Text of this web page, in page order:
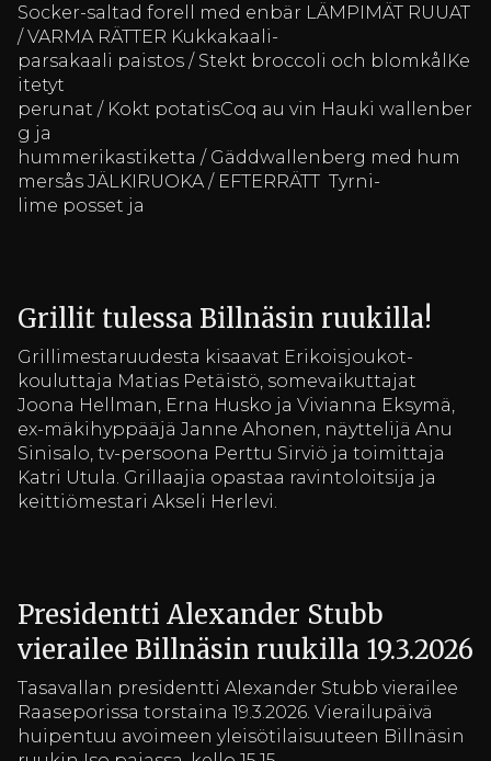
Socker-saltad forell med enbär LÄMPIMÄT RUUAT
/ VARMA RÄTTER Kukkakaali-
parsakaali paistos / Stekt broccoli och blomkålKe
itetyt
perunat / Kokt potatisCoq au vin Hauki wallenber
g ja
hummerikastiketta / Gäddwallenberg med hum
mersås JÄLKIRUOKA / EFTERRÄTT Tyrni-
lime posset ja
Grillit tulessa Billnäsin ruukilla!
Grillimestaruudesta kisaavat Erikoisjoukot-
kouluttaja Matias Petäistö, somevaikuttajat
Joona Hellman, Erna Husko ja Vivianna Eksymä,
ex-mäkihyppääjä Janne Ahonen, näyttelijä Anu
Sinisalo, tv-persoona Perttu Sirviö ja toimittaja
Katri Utula. Grillaajia opastaa ravintoloitsija ja
keittiömestari Akseli Herlevi.
Presidentti Alexander Stubb
vierailee Billnäsin ruukilla 19.3.2026
Tasavallan presidentti Alexander Stubb vierailee
Raaseporissa torstaina 19.3.2026. Vierailupäivä
huipentuu avoimeen yleisötilaisuuteen Billnäsin